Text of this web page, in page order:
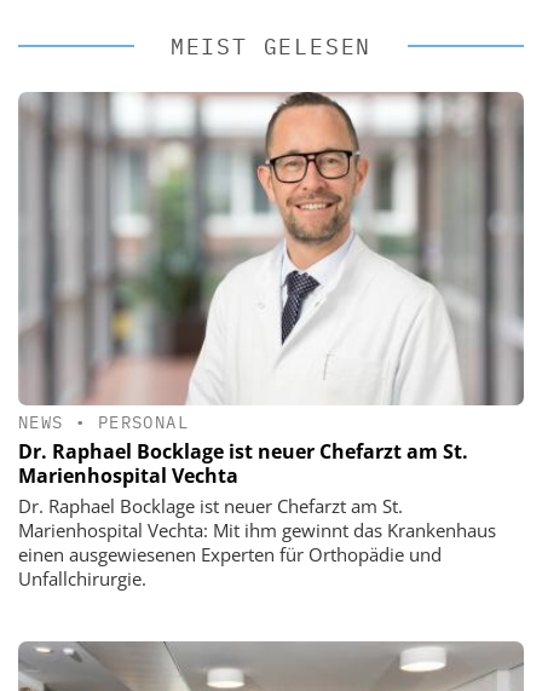
MEIST GELESEN
NEWS • PERSONAL
Dr. Raphael Bocklage ist neuer Chefarzt am St.
Marienhospital Vechta
Dr. Raphael Bocklage ist neuer Chefarzt am St.
Marienhospital Vechta: Mit ihm gewinnt das Krankenhaus
einen ausgewiesenen Experten für Orthopädie und
Unfallchirurgie.